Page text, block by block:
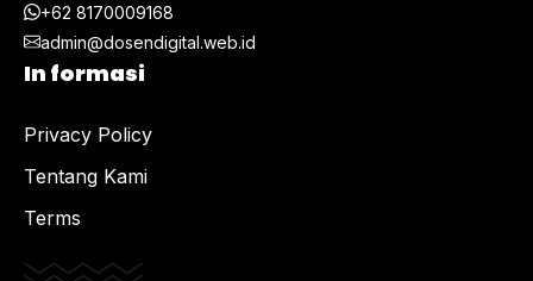
+62 8170009168
admin@dosendigital.web.id
In formasi
Privacy Policy
Tentang Kami
Terms